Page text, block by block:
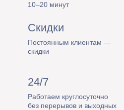
10–20 минут
Скидки
Постоянным клиентам —
скидки
24/7
Работаем круглосуточно
без перерывов и выходных